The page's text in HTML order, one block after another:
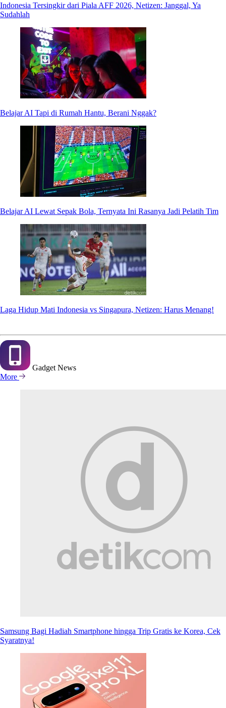
Indonesia Tersingkir dari Piala AFF 2026, Netizen: Janggal, Ya
Sudahlah
Belajar AI Tapi di Rumah Hantu, Berani Nggak?
Belajar AI Lewat Sepak Bola, Ternyata Ini Rasanya Jadi Pelatih Tim
Laga Hidup Mati Indonesia vs Singapura, Netizen: Harus Menang!
Gadget News
More
Samsung Bagi Hadiah Smartphone hingga Trip Gratis ke Korea, Cek
Syaratnya!